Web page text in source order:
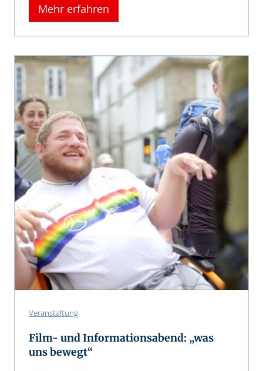
Mehr erfahren
Veranstaltung
Film- und Informationsabend: „was
uns bewegt“